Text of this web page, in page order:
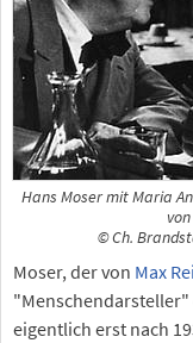
Hans Moser mit Maria
© Ch.
Moser, der von Max
eigentlich erst nach